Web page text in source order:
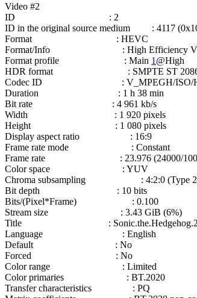
Video #2
ID : 2
ID in the original source medium : 4117
Format : HEVC
Format/Info : High Efficiency
Format profile : Main 1 @High
HDR format : SMPTE ST 2086,
Codec ID : V_MPEGH/ISO/
Duration : 1 h 38 min
Bit rate : 4 961 kb/s
Width : 1 920 pixels
Height : 1 080 pixels
Display aspect ratio : 16:9
Frame rate mode : Constant
Frame rate : 23.976 (24000/1001/
Color space : YUV
Chroma subsampling : 4:2:0 (Type
Bit depth : 10 bits
Bits/(Pixel*Frame) : 0.100
Stream size : 3.43 GiB (6%)
Title :
Language : English
Default : No
Forced : No
Color range : Limited
Color primaries : BT.2020
Transfer characteristics : PQ